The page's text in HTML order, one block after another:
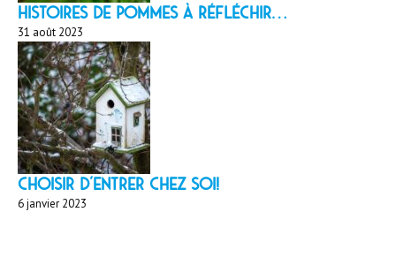
HISTOIRES DE POMMES À réfléchir…
31 août 2023
Choisir d'entrer chez soi!
6 janvier 2023